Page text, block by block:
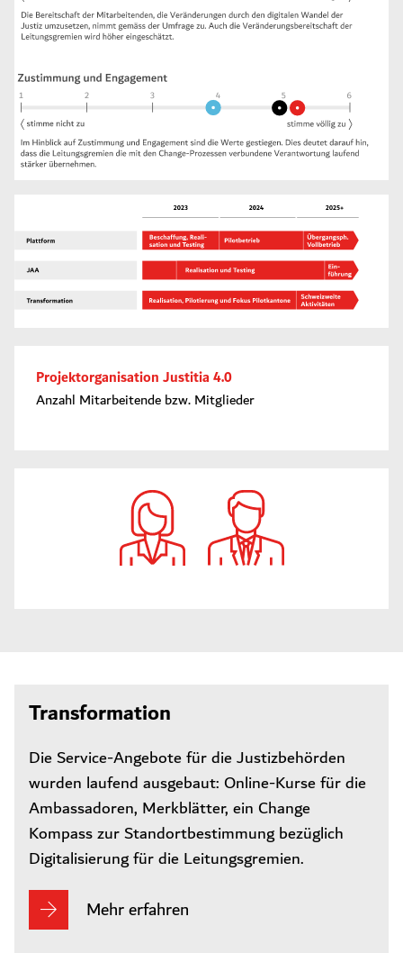
Projektorganisation Justitia 4.0
Anzahl Mitarbeitende bzw. Mitglieder
Transformation
Die Service-Angebote für die Justizbehörden
wurden laufend ausgebaut: Online-Kurse für die
Ambassadoren, Merkblätter, ein Change
Kompass zur Standortbestimmung bezüglich
Digitalisierung für die Leitungsgremien.
Mehr erfahren